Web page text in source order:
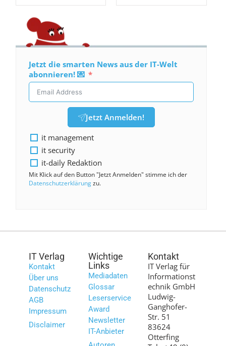
Jetzt die smarten News aus der IT-Welt
abonnieren! 💌
Jetzt Anmelden!
it management
it security
it-daily Redaktion
Mit Klick auf den Button "Jetzt Anmelden" stimme ich der
Datenschutzerklärungzu.
IT Verlag
Kontakt
Über uns
Datenschutz
AGB
Impressum
Disclaimer
Wichtige
Links
Mediadaten
Glossar
Leserservice
Award
Newsletter
IT-Anbieter
Kontakt
IT Verlag für
Informationst
echnik GmbH
Ludwig-
Ganghofer-
Str. 51
83624
Otterfing